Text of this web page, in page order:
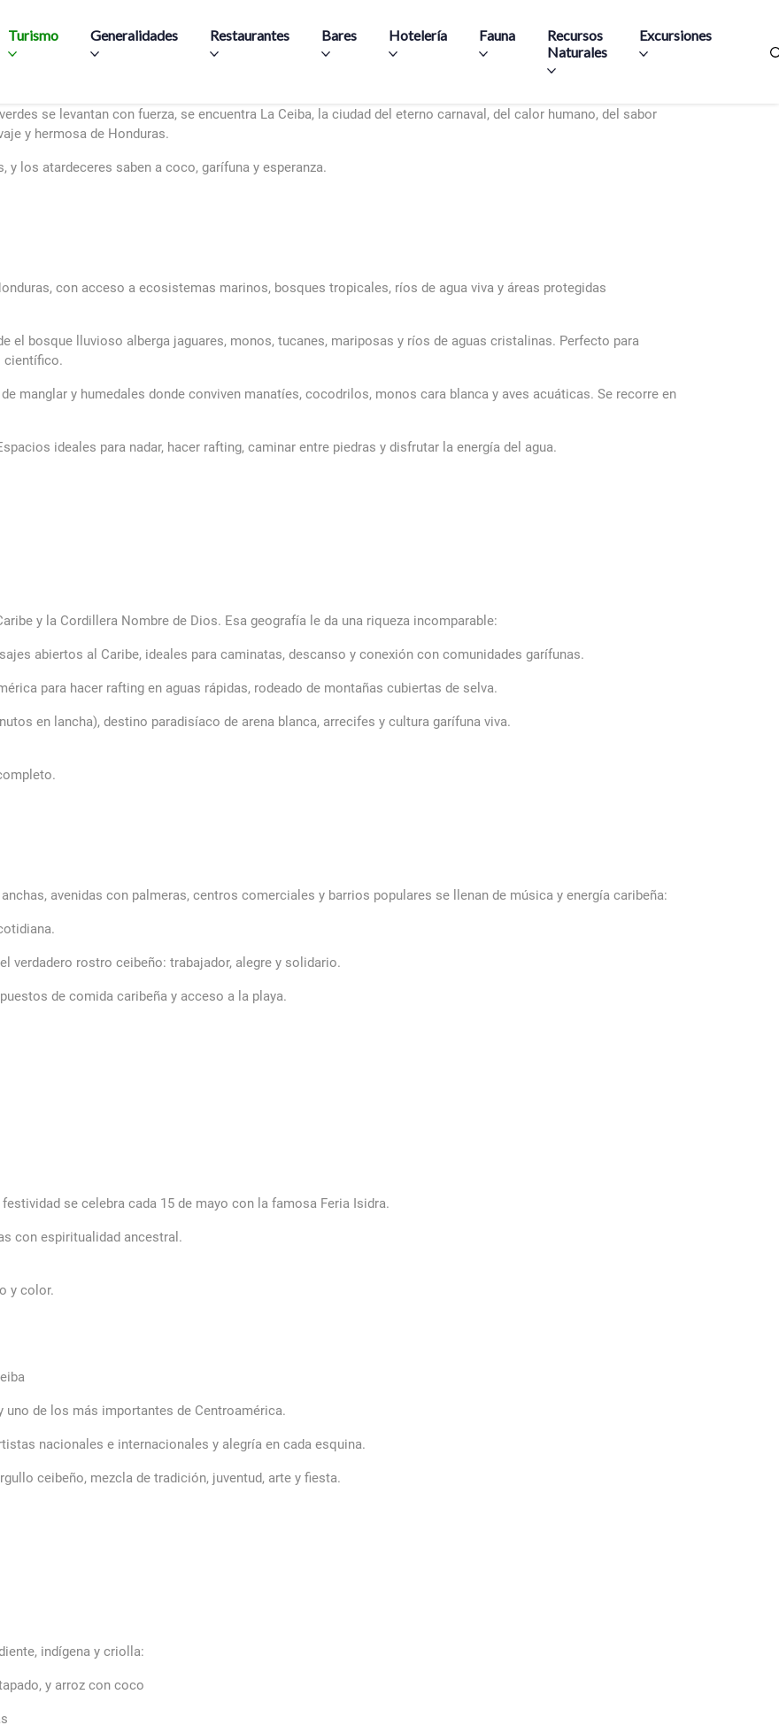
Turismo Generalidades Restaurantes Bares Hotelería Fauna
Recursos
Naturales
Excursiones
se levantan con fuerza, se encuentra La Ceiba, la ciudad del eterno carnaval, del calor humano, del sabor
y hermosa de Honduras.
los atardeceres saben a coco, garífuna y esperanza.
con acceso a ecosistemas marinos, bosques tropicales, ríos de agua viva y áreas protegidas
el bosque lluvioso alberga jaguares, monos, tucanes, mariposas y ríos de aguas cristalinas. Perfecto para
científico.
manglar y humedales donde conviven manatíes, cocodrilos, monos cara blanca y aves acuáticas. Se recorre en
ideales para nadar, hacer rafting, caminar entre piedras y disfrutar la energía del agua.
y la Cordillera Nombre de Dios. Esa geografía le da una riqueza incomparable:
abiertos al Caribe, ideales para caminatas, descanso y conexión con comunidades garífunas.
para hacer rafting en aguas rápidas, rodeado de montañas cubiertas de selva.
en lancha), destino paradisíaco de arena blanca, arrecifes y cultura garífuna viva.
avenidas con palmeras, centros comerciales y barrios populares se llenan de música y energía caribeña:
verdadero rostro ceibeño: trabajador, alegre y solidario.
de comida caribeña y acceso a la playa.
se celebra cada 15 de mayo con la famosa Feria Isidra.
con espiritualidad ancestral.
y color.
uno de los más importantes de Centroamérica.
nacionales e internacionales y alegría en cada esquina.
ceibeño, mezcla de tradición, juventud, arte y fiesta.
indígena y criolla:
y arroz con coco